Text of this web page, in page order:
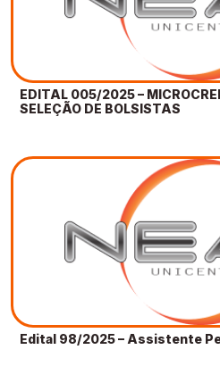
EDITAL 005/2025 –
SELEÇÃO DE BOLSISTAS
Edital 98/2025 – Assistente